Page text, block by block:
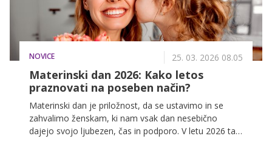
NOVICE 25. 03. 2026 08.05
Materinski dan 2026: Kako letos
praznovati na poseben način?
Materinski dan je priložnost, da se ustavimo in se
zahvalimo ženskam, ki nam vsak dan nesebično
dajejo svojo ljubezen, čas in podporo. V letu 2026 ta